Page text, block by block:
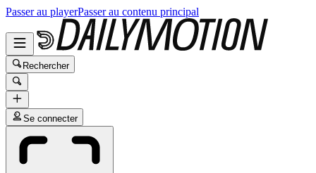
Passer au playerPasser au contenu principal
Rechercher
Se connecter